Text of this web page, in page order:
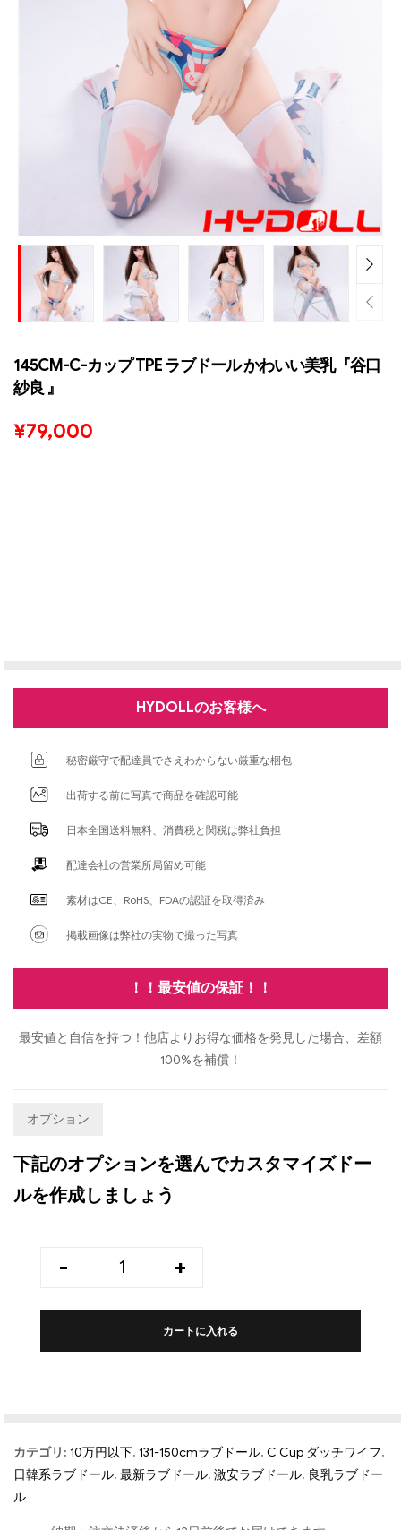
145CM-C-カップ TPE ラブドール かわいい美乳『谷口
紗良 』
¥79,000
HYDOLLのお客様へ
秘密厳守で配達員でさえわからない厳重な梱包
出荷する前に写真で商品を確認可能
日本全国送料無料、消費税と関税は弊社負担
配達会社の営業所局留め可能
素材はCE、RoHS、FDAの認証を取得済み
掲載画像は弊社の実物で撮った写真
！！最安値の保証！！
最安値と自信を持つ！他店よりお得な価格を発見した場合、差額
100%を補償！
オプション
下記のオプションを選んでカスタマイズドー
ルを作成しましょう
- +
カートに入れる
カテゴリ: 10万円以下, 131-150cmラブドール, C Cup ダッチワイフ,
日韓系ラブドール, 最新ラブドール, 激安ラブドール, 良乳ラブドー
ル